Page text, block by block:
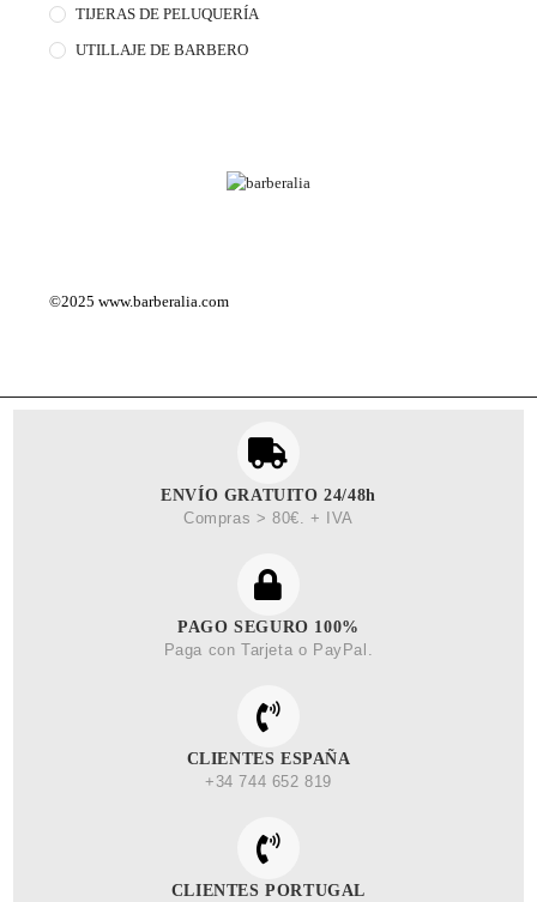
TIJERAS DE PELUQUERÍA
UTILLAJE DE BARBERO
©2025www.barberalia.com
ENVÍO GRATUITO 24/48h
Compras > 80€. + IVA
PAGO SEGURO 100%
Paga con Tarjeta o PayPal.
CLIENTES ESPAÑA
+34 744 652 819
CLIENTES PORTUGAL